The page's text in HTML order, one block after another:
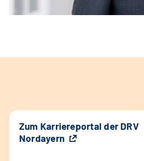
Zum Karriereportal der DRV
Nordayern